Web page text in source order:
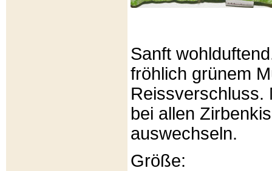
Sanft
fröhlich grünem
Reissverschluss.
bei allen
auswechseln.
Größe: